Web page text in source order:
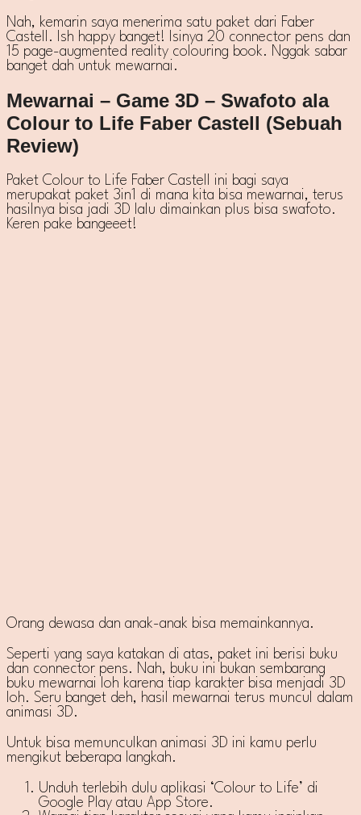
Nah, kemarin saya menerima satu paket dari Faber
Castell. Ish happy banget! Isinya 20 connector pens dan
15 page-augmented reality colouring book. Nggak sabar
banget dah untuk mewarnai.
Mewarnai – Game 3D – Swafoto ala
Colour to Life Faber Castell (Sebuah
Review)
Paket Colour to Life Faber Castell ini bagi saya
merupakat paket 3in1 di mana kita bisa mewarnai, terus
hasilnya bisa jadi 3D lalu dimainkan plus bisa swafoto.
Keren pake bangeeet!
Orang dewasa dan anak-anak bisa memainkannya.
Seperti yang saya katakan di atas, paket ini berisi buku
dan connector pens. Nah, buku ini bukan sembarang
buku mewarnai loh karena tiap karakter bisa menjadi 3D
loh. Seru banget deh, hasil mewarnai terus muncul dalam
animasi 3D.
Untuk bisa memunculkan animasi 3D ini kamu perlu
mengikut beberapa langkah.
Unduh terlebih dulu aplikasi ‘Colour to Life’ di
Google Play atau App Store.